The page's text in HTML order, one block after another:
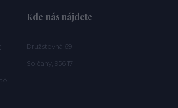
Kde nás nájdete
Družstevná 69
Solčany, 956 17